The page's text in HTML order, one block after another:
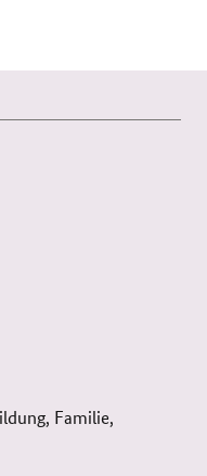
Familie,